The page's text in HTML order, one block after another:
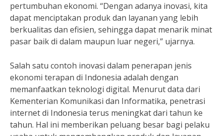
pertumbuhan ekonomi. “Dengan adanya inovasi, kita
dapat menciptakan produk dan layanan yang lebih
berkualitas dan efisien, sehingga dapat menarik minat
pasar baik di dalam maupun luar negeri,” ujarnya.
Salah satu contoh inovasi dalam penerapan jenis
ekonomi terapan di Indonesia adalah dengan
memanfaatkan teknologi digital. Menurut data dari
Kementerian Komunikasi dan Informatika, penetrasi
internet di Indonesia terus meningkat dari tahun ke
tahun. Hal ini memberikan peluang besar bagi pelaku